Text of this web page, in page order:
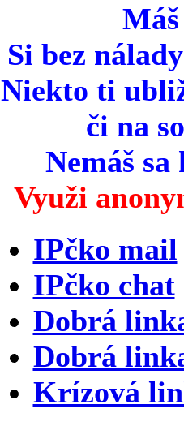
Si bez
Niekto ti
či na
Nemáš
Využi
IPčko mail
IPčko chat
Dobrá
Dobrá
Krízová